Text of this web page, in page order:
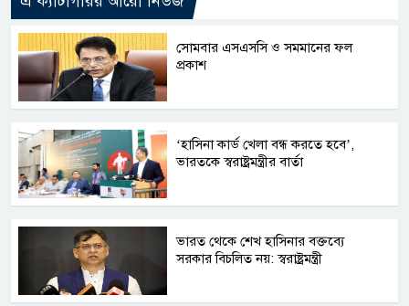
সোমবার এসএসসি ও সমমানের ফল
প্রকাশ
‘হাসিনা কার্ড খেলা বন্ধ করতে হবে’,
ভারতকে স্বরাষ্ট্রমন্ত্রীর বার্তা
ভারত থেকে শেখ হাসিনার বক্তব্যে
সরকার বিচলিত নয়: স্বরাষ্ট্রমন্ত্রী